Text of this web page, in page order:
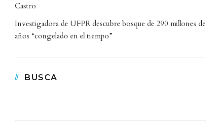
Castro
Investigadora de UFPR descubre bosque de 290 millones de
años “congelado en el tiempo”
BUSCA